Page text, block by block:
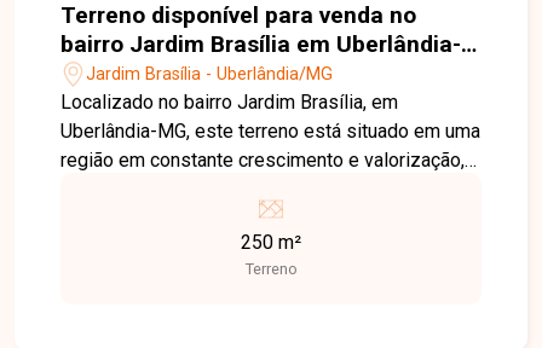
Terreno disponível para venda no
bairro Jardim Brasília em Uberlândia-
MGJardim Brasília - Uberlândia/MG
Localizado no bairro Jardim Brasília, em
Uberlândia-MG, este terreno está situado em uma
região em constante crescimento e valorização,
próximo a supermercados, escolas, farmácias,
comércios e diversos serviços, proporcionando
praticidade e excelente potencial para
250 m²
Terreno